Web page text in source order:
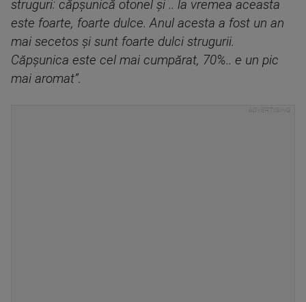
struguri: căpșunică otonel și .. la vremea aceasta
este foarte, foarte dulce. Anul acesta a fost un an
mai secetos și sunt foarte dulci strugurii.
Căpșunica este cel mai cumpărat, 70%.. e un pic
mai aromat”.